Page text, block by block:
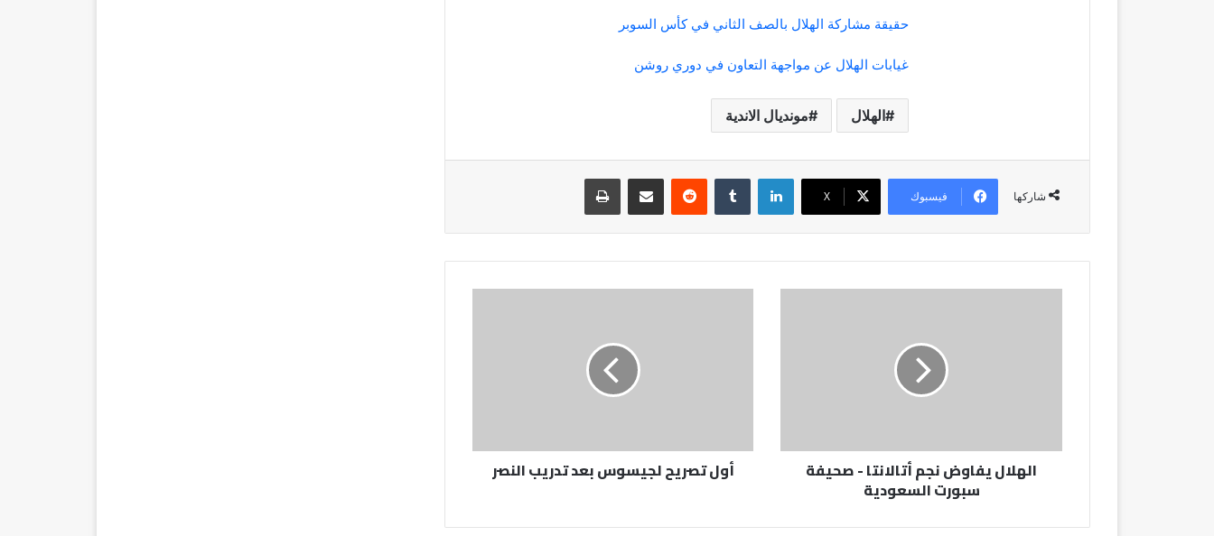
حقيقة مشاركة الهلال بالصف الثاني في كأس السوبر
غيابات الهلال عن مواجهة التعاون في دوري روشن
الهلال مونديال الاندية
شاركها فيسبوك ‫X
لينكدإن مشاركة عبر البريد طباعة
الهلال يفاوض نجم أتالانتا - صحيفة
سبورت السعودية
أول تصريح لجيسوس بعد تدريب النصر